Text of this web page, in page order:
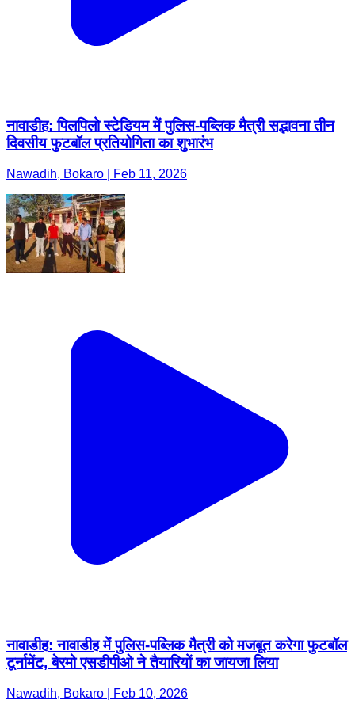
नावाडीह: पिलपिलो स्टेडियम में पुलिस-पब्लिक मैत्री सद्भावना तीन
दिवसीय फुटबॉल प्रतियोगिता का शुभारंभ
Nawadih, Bokaro | Feb 11, 2026
नावाडीह: नावाडीह में पुलिस-पब्लिक मैत्री को मजबूत करेगा फुटबॉल
टूर्नामेंट, बेरमो एसडीपीओ ने तैयारियों का जायजा लिया
Nawadih, Bokaro | Feb 10, 2026